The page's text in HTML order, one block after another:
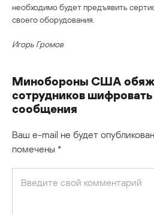
необходимо будет предъявить
своего оборудования.
Игорь Громов
Минобороны США
сотрудников
сообщения
Ваш e-mail не будет
помечены *